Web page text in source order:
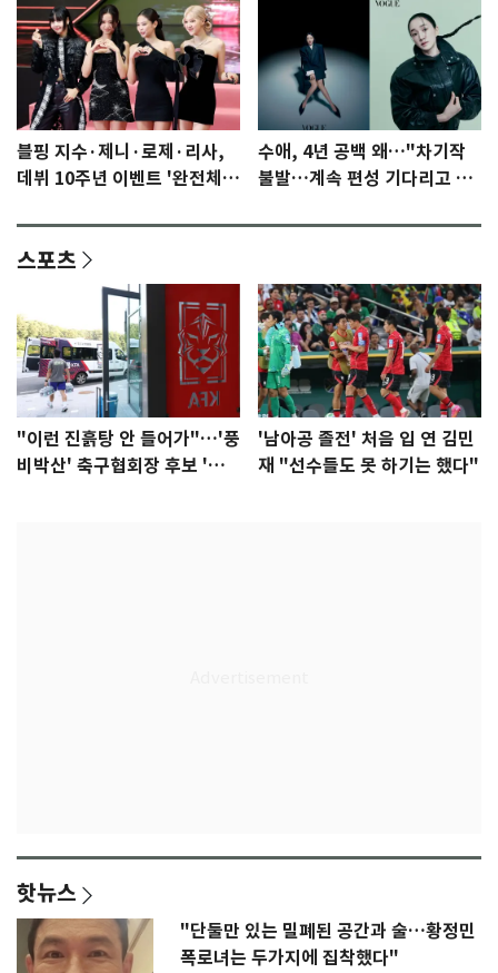
블핑 지수·제니·로제·리사,
데뷔 10주년 이벤트 '완전체'
수애, 4년 공백 왜…"차기작
불발…계속 편성 기다리고 있
스포츠
"이런 진흙탕 안 들어가"…'풍
비박산' 축구협회장 후보 '실
'남아공 졸전' 처음 입 연 김민
재 "선수들도 못 하기는 했다"
핫뉴스
"단둘만 있는 밀폐된 공간과 술…황정민
폭로녀는 두가지에 집착했다"